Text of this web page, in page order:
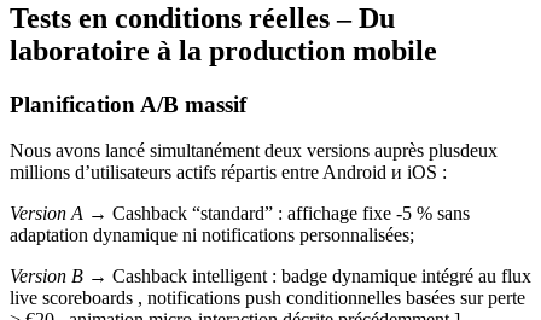
Tests en conditions réelles – Du
laboratoire à la production mobile
Planification A/B massif
Nous avons lancé simultanément deux versions auprès plusdeux
millions d’utilisateurs actifs répartis entre Android и iOS :
Version A → Cashback “standard” : affichage fixe ‑5 % sans
adaptation dynamique ni notifications personnalisées;
Version B → Cashback intelligent : badge dynamique intégré au flux
live scoreboards , notifications push conditionnelles basées sur perte